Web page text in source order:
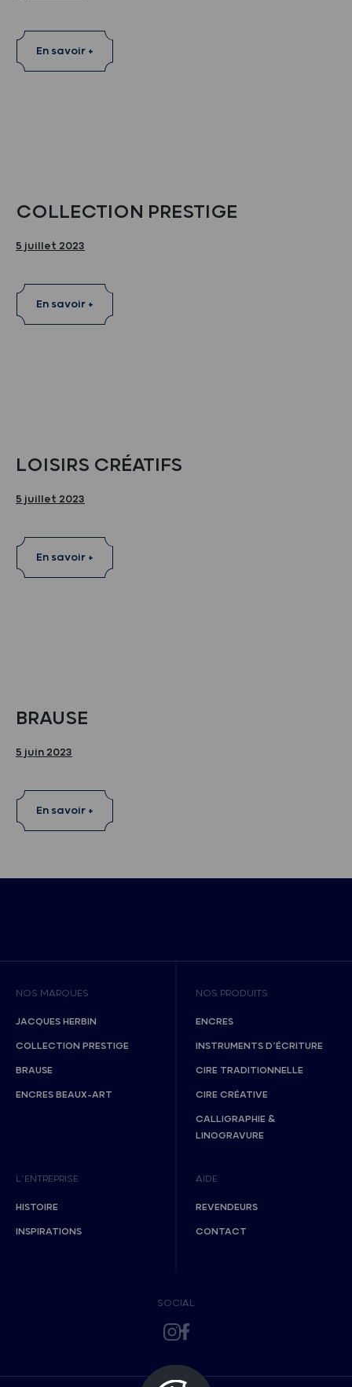
En savoir +
COLLECTION PRESTIGE
5 juillet 2023
En savoir +
LOISIRS CRÉATIFS
5 juillet 2023
En savoir +
BRAUSE
5 juin 2023
En savoir +
NOS MARQUES
JACQUES HERBIN
COLLECTION PRESTIGE
BRAUSE
ENCRES BEAUX-ART
NOS PRODUITS
ENCRES
INSTRUMENTS D’ÉCRITURE
CIRE TRADITIONNELLE
CIRE CRÉATIVE
CALLIGRAPHIE &
LINOGRAVURE
L’ENTREPRISE
HISTOIRE
INSPIRATIONS
AIDE
REVENDEURS
CONTACT
SOCIAL